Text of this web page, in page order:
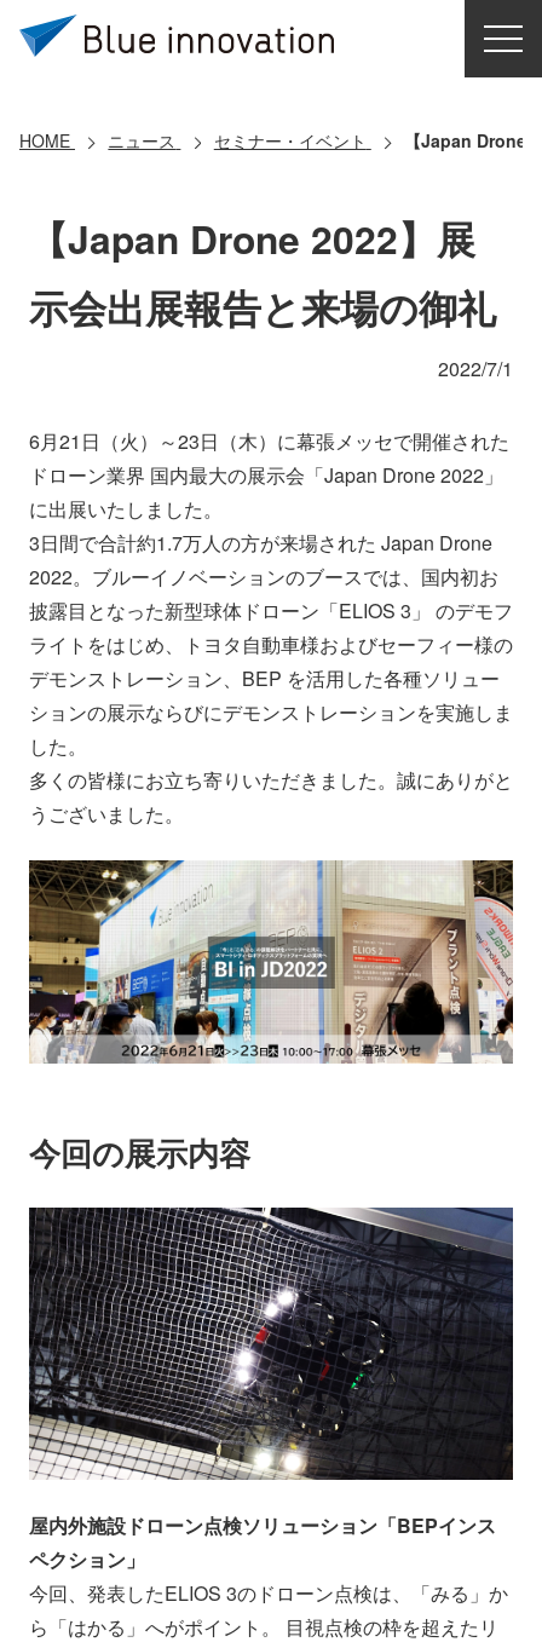
導入事例
コアテクノロジー
お問い合わせ
会社情報 ニュース
採用情報 資料ダウンロード
IR情報 English
HOME ニュース セミナー・イベント 【Japan Drone
【Japan Drone 2022】展
示会出展報告と来場の御礼
2022/7/1
6月21日（火）～23日（木）に幕張メッセで開催された
ドローン業界 国内最大の展示会「Japan Drone 2022」
に出展いたしました。
3日間で合計約1.7万人の方が来場された Japan Drone
2022。ブルーイノベーションのブースでは、国内初お
披露目となった新型球体ドローン「ELIOS 3」 のデモフ
ライトをはじめ、トヨタ自動車様およびセーフィー様の
デモンストレーション、BEP を活用した各種ソリュー
ションの展示ならびにデモンストレーションを実施しま
した。
多くの皆様にお立ち寄りいただきました。誠にありがと
うございました。
今回の展示内容
屋内外施設ドローン点検ソリューション「BEPインス
ペクション」
今回、発表したELIOS 3のドローン点検は、「みる」か
ら「はかる」へがポイント。 目視点検の枠を超えたリ